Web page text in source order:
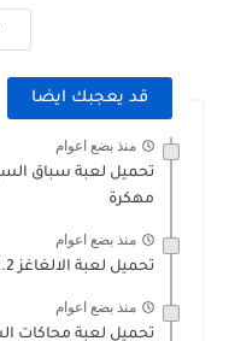
قد يعجبك ايضا
منذ بضع اعوام
مهكرة
منذ بضع اعوام
تحميل لعبة الالغاغز HOMESCAPES V4.2.2 مهكرة
منذ بضع اعوام